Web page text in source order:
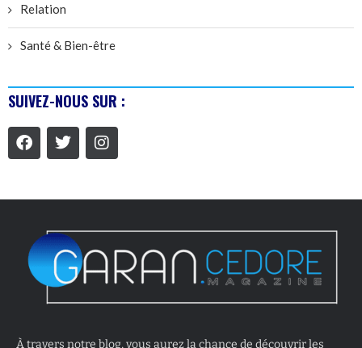
Relation
Santé & Bien-être
SUIVEZ-NOUS SUR :
À travers notre blog, vous aurez la chance de découvrir les